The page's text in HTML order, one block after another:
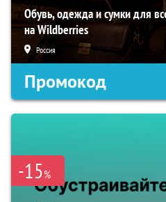
Обувь, одежда и сумки для
на Wildberries
Россия
Промокод
-15%